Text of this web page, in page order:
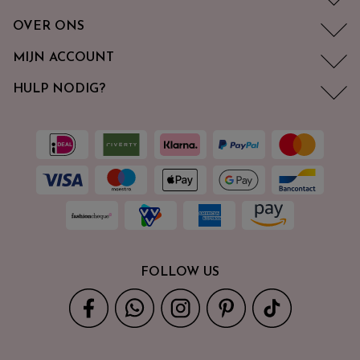
OVER ONS
MIJN ACCOUNT
HULP NODIG?
FOLLOW US